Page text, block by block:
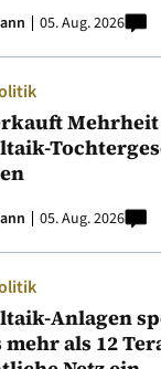
05. Aug. 2026
05. Aug. 2026
Anlagen
als 12